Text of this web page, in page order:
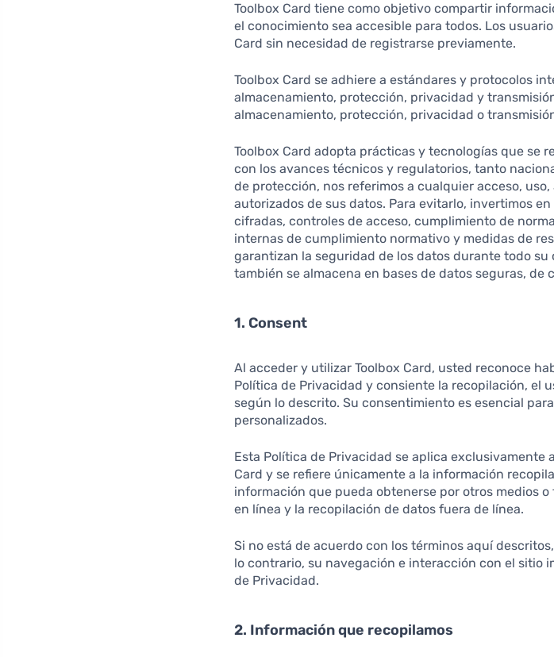
Toolbox Card tiene como objetivo compartir
el conocimiento sea accesible para todos. Los
Card sin necesidad de registrarse previamente.
Toolbox Card se adhiere a estándares y protocolos
almacenamiento, protección, privacidad y
almacenamiento, protección, privacidad o
Toolbox Card adopta prácticas y tecnologías que se
con los avances técnicos y regulatorios, tanto
de protección, nos referimos a cualquier acceso,
autorizados de sus datos. Para evitarlo, invertimos
cifradas, controles de acceso, cumplimiento de
internas de cumplimiento normativo y medidas de
garantizan la seguridad de los datos durante todo
también se almacena en bases de datos seguras,
1. Consent
Al acceder y utilizar Toolbox Card, usted reconoce
Política de Privacidad y consiente la recopilación, el
según lo descrito. Su consentimiento es esencial
personalizados.
Esta Política de Privacidad se aplica exclusivamente
Card y se refiere únicamente a la información
información que pueda obtenerse por otros medios
en línea y la recopilación de datos fuera de línea.
Si no está de acuerdo con los términos aquí
lo contrario, su navegación e interacción con el sitio
de Privacidad.
2. Información que recopilamos